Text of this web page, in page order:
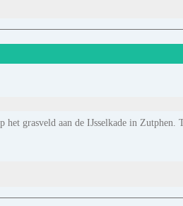
grasveld aan de IJsselkade in Zutphen.